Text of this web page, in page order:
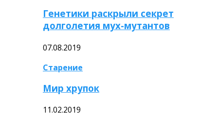
Генетики раскрыли секрет
долголетия мух-мутантов
07.08.2019
Старение
Мир хрупок
11.02.2019